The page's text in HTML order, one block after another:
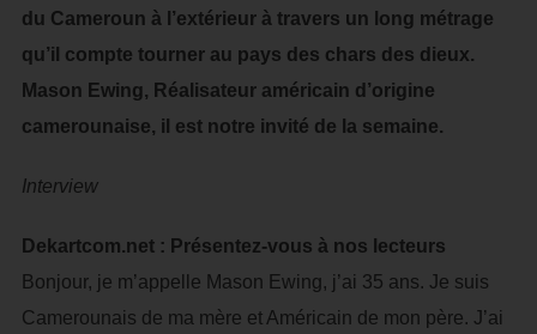
du Cameroun à l’extérieur à travers un long métrage
qu’il compte tourner au pays des chars des dieux.
Mason Ewing, Réalisateur américain d’origine
camerounaise, il est notre invité de la semaine.
Interview
Dekartcom.net : Présentez-vous à nos lecteurs
Bonjour, je m’appelle Mason Ewing, j’ai 35 ans. Je suis
Camerounais de ma mère et Américain de mon père. J’ai